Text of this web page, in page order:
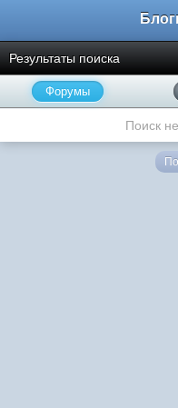
Результаты поиска
Форумы
Поиск